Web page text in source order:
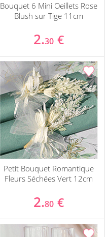
Bouquet 6 Mini Oeillets Rose
Blush sur Tige 11cm
2.30 €
Petit Bouquet Romantique
Fleurs Séchées Vert 12cm
2.80 €